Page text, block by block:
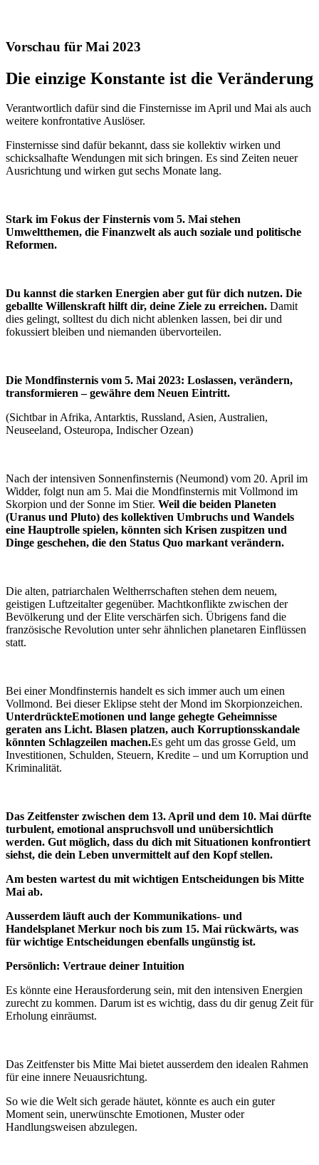
Vorschau für Mai 2023
Die einzige Konstante ist die Veränderung
Verantwortlich dafür sind die Finsternisse im April und Mai als auch
weitere konfrontative Auslöser.
Finsternisse sind dafür bekannt, dass sie kollektiv wirken und
schicksalhafte Wendungen mit sich bringen. Es sind Zeiten neuer
Ausrichtung und wirken gut sechs Monate lang.
Stark im Fokus der Finsternis vom 5. Mai stehen
Umweltthemen, die Finanzwelt als auch soziale und politische
Reformen.
Du kannst die starken Energien aber gut für dich nutzen. Die
geballte Willenskraft hilft dir, deine Ziele zu erreichen. Damit
dies gelingt, solltest du dich nicht ablenken lassen, bei dir und
fokussiert bleiben und niemanden übervorteilen.
Die Mondfinsternis vom 5. Mai 2023: Loslassen, verändern,
transformieren – gewähre dem Neuen Eintritt.
(Sichtbar in Afrika, Antarktis, Russland, Asien, Australien,
Neuseeland, Osteuropa, Indischer Ozean)
Nach der intensiven Sonnenfinsternis (Neumond) vom 20. April im
Widder, folgt nun am 5. Mai die Mondfinsternis mit Vollmond im
Skorpion und der Sonne im Stier. Weil die beiden Planeten
(Uranus und Pluto) des kollektiven Umbruchs und Wandels
eine Hauptrolle spielen, könnten sich Krisen zuspitzen und
Dinge geschehen, die den Status Quo markant verändern.
Die alten, patriarchalen Weltherrschaften stehen dem neuem,
geistigen Luftzeitalter gegenüber. Machtkonflikte zwischen der
Bevölkerung und der Elite verschärfen sich. Übrigens fand die
französische Revolution unter sehr ähnlichen planetaren Einflüssen
statt.
Bei einer Mondfinsternis handelt es sich immer auch um einen
Vollmond. Bei dieser Eklipse steht der Mond im Skorpionzeichen.
UnterdrückteEmotionen und lange gehegte Geheimnisse
geraten ans Licht. Blasen platzen, auch Korruptionsskandale
könnten Schlagzeilen machen.Es geht um das grosse Geld, um
Investitionen, Schulden, Steuern, Kredite – und um Korruption und
Kriminalität.
Das Zeitfenster zwischen dem 13. April und dem 10. Mai dürfte
turbulent, emotional anspruchsvoll und unübersichtlich
werden. Gut möglich, dass du dich mit Situationen konfrontiert
siehst, die dein Leben unvermittelt auf den Kopf stellen.
Am besten wartest du mit wichtigen Entscheidungen bis Mitte
Mai ab.
Ausserdem läuft auch der Kommunikations- und
Handelsplanet Merkur noch bis zum 15. Mai rückwärts, was
für wichtige Entscheidungen ebenfalls ungünstig ist.
Persönlich: Vertraue deiner Intuition
Es könnte eine Herausforderung sein, mit den intensiven Energien
zurecht zu kommen. Darum ist es wichtig, dass du dir genug Zeit für
Erholung einräumst.
Das Zeitfenster bis Mitte Mai bietet ausserdem den idealen Rahmen
für eine innere Neuausrichtung.
So wie die Welt sich gerade häutet, könnte es auch ein guter
Moment sein, unerwünschte Emotionen, Muster oder
Handlungsweisen abzulegen.